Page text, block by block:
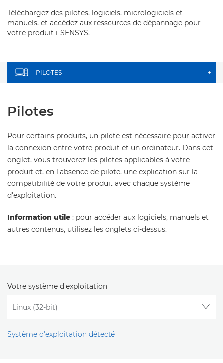
Téléchargez des pilotes, logiciels, micrologiciels et
manuels, et accédez aux ressources de dépannage pour
votre produit i-SENSYS.
PILOTES +
Pilotes
Pour certains produits, un pilote est nécessaire pour activer
la connexion entre votre produit et un ordinateur. Dans cet
onglet, vous trouverez les pilotes applicables à votre
produit et, en l'absence de pilote, une explication sur la
compatibilité de votre produit avec chaque système
d'exploitation.
Information utile : pour accéder aux logiciels, manuels et
autres contenus, utilisez les onglets ci-dessus.
Votre système d'exploitation
Système d'exploitation détecté